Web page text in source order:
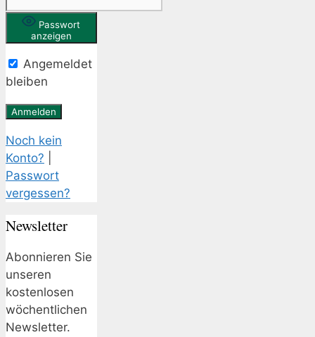
Passwort
anzeigen
Angemeldet
bleiben
Noch kein
Konto?
Passwort
vergessen?
Newsletter
Abonnieren Sie
unseren
kostenlosen
wöchentlichen
Newsletter.